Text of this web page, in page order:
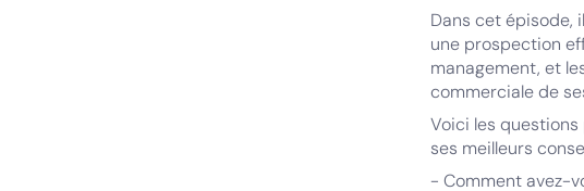
Dans cet épisode,
une prospection
management, et
commerciale de
Voici les
ses meilleurs
- Comment avez-